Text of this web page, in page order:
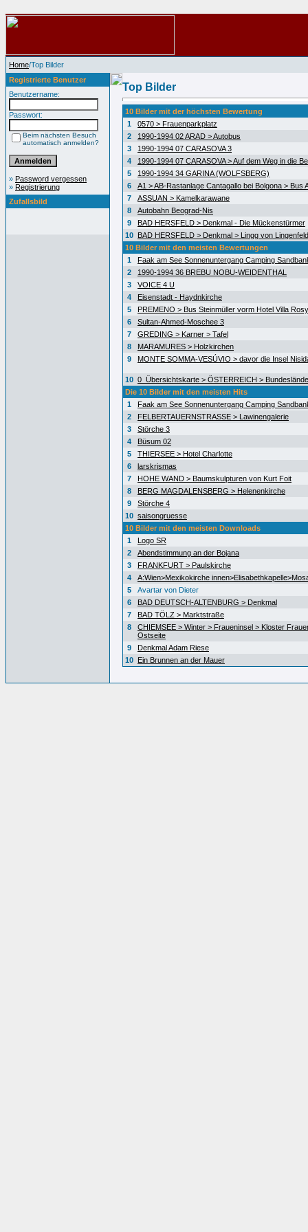
Home/Top Bilder
Registrierte Benutzer
Benutzername:
Passwort:
Beim nächsten Besuch
automatisch anmelden?
» Password vergessen
» Registrierung
Zufallsbild
Top Bilder
10 Bilder mit der höchsten Bewertung
1
0570 > Frauenparkplatz
2
1990-1994 02 ARAD > Autobus
3
1990-1994 07 CARASOVA 3
4
1990-1994 07 CARASOVA > Auf dem Weg in die
5
1990-1994 34 GARINA (WOLFSBERG)
6
A1 > AB-Rastanlage Cantagallo bei Bolgona > Bus
7
ASSUAN > Kamelkarawane
8
Autobahn Beograd-Nis
9
BAD HERSFELD > Denkmal - Die Mückenstürmer
10 BAD HERSFELD > Denkmal > Lingg von Lingenfeld
10 Bilder mit den meisten Bewertungen
1
Faak am See Sonnenuntergang Camping
2
1990-1994 36 BREBU NOBU-WEIDENTHAL
3
VOICE 4 U
4
Eisenstadt - Haydnkirche
5
PREMENO > Bus Steinmüller vorm Hotel Villa Rosy
6
Sultan-Ahmed-Moschee 3
7
GREDING > Karner > Tafel
8
MARAMURES > Holzkirchen
9
MONTE SOMMA-VESÚVIO > davor die Insel
10 0_Übersichtskarte > ÖSTERREICH >
Die 10 Bilder mit den meisten Hits
1
Faak am See Sonnenuntergang Camping
2
FELBERTAUERNSTRASSE > Lawinengalerie
3
Störche 3
4
Büsum 02
5
THIERSEE > Hotel Charlotte
6
larskrismas
7
HOHE WAND > Baumskulpturen von Kurt Foit
8
BERG MAGDALENSBERG > Helenenkirche
9
Störche 4
10 saisongruesse
10 Bilder mit den meisten Downloads
1
Logo SR
2
Abendstimmung an der Bojana
3
FRANKFURT > Paulskirche
4
A:Wien>Mexikokirche
5
Avartar von Dieter
6
BAD DEUTSCH-ALTENBURG > Denkmal
7
BAD TÖLZ > Marktstraße
8
CHIEMSEE > Winter > Fraueninsel > Kloster
Ostseite
9
Denkmal Adam Riese
10 Ein Brunnen an der Mauer